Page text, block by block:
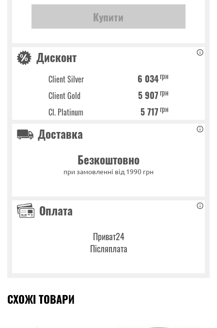
Дисконт
Client Silver 6 034грн
Client Gold 5 907грн
Cl. Platinum 5 717грн
Доставка
Безкоштовно
при замовленні від 1990 грн
Оплата
Приват24
Післяплата
СХОЖІ ТОВАРИ